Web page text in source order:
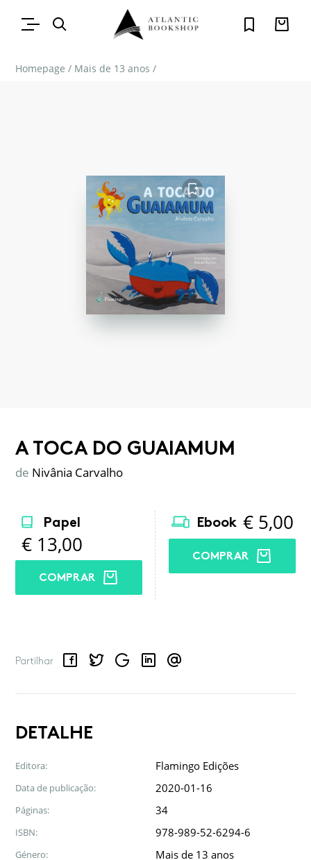
Homepage / Mais de 13 anos /
FAVORITO
A TOCA DO GUAIAMUM
de Nivânia Carvalho
Papel
€ 13,00
COMPRAR
Ebook € 5,00
COMPRAR
Partilhar
FacebookTwitterGoogle LinkedInEmail
DETALHE
Editora: Flamingo Edições
Data de publicação: 2020-01-16
Páginas: 34
ISBN: 978-989-52-6294-6
Género: Mais de 13 anos